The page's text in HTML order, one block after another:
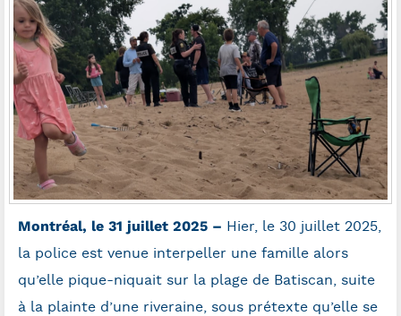
Montréal, le 31 juillet 2025 – Hier, le 30 juillet 2025,
la police est venue interpeller une famille alors
qu’elle pique-niquait sur la plage de Batiscan, suite
à la plainte d’une riveraine, sous prétexte qu’elle se